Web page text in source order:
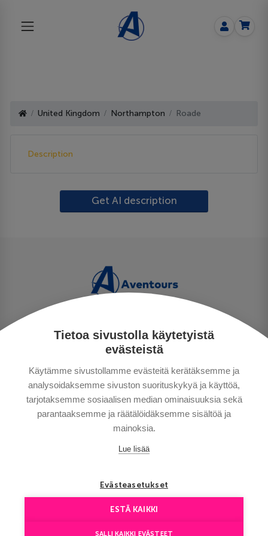
Tietoa sivustolla käytetyistä
evästeistä
Käytämme sivustollamme evästeitä kerätäksemme ja
analysoidaksemme sivuston suorituskykyä ja käyttöä,
tarjotaksemme sosiaalisen median ominaisuuksia sekä
parantaaksemme ja räätälöidäksemme sisältöä ja
mainoksia.
Lue lisää
Evästeasetukset
ESTÄ KAIKKI
SALLI KAIKKI EVÄSTEET
United Kingdom Northampton Roade
Description
Get AI description
PRIVACY POLICY
MAKSUTAVAT
GENERAL CONDITIONS
GOOD TO KNOW
CONTACTS
Copyright © Aventours 2026